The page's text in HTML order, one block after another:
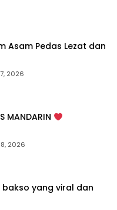
Asam Pedas Lezat dan
2026
MANDARIN
2026
bakso yang viral dan